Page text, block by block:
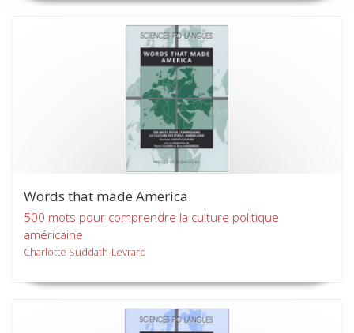
Words that made America
500 mots pour comprendre la culture politique
américaine
Charlotte Suddath-Levrard